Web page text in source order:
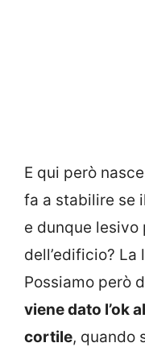
E qui però
fa a stabilire se
e dunque
dell’edificio? La
Possiamo però
viene dato l’ok
cortile, quando